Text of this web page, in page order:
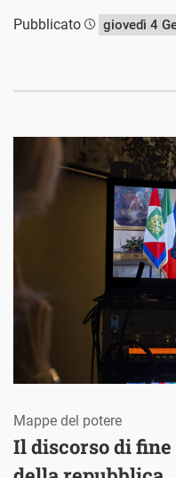
Pubblicato
giovedì 4
Il discorso di
Mappe del potere